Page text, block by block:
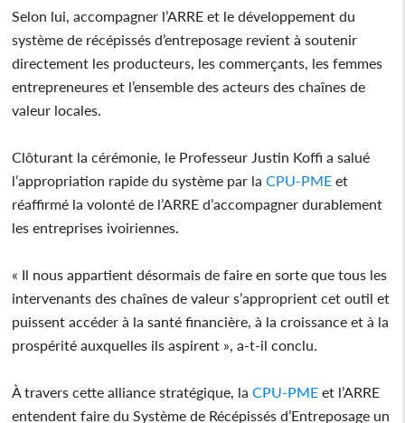
Selon lui, accompagner l’ARRE et le développement du
système de récépissés d’entreposage revient à soutenir
directement les producteurs, les commerçants, les femmes
entrepreneures et l’ensemble des acteurs des chaînes de
valeur locales.
Clôturant la cérémonie, le Professeur Justin Koffi a salué
l’appropriation rapide du système par laCPU-PME et
réaffirmé la volonté de l’ARRE d’accompagner durablement
les entreprises ivoiriennes.
« Il nous appartient désormais de faire en sorte que tous les
intervenants des chaînes de valeur s’approprient cet outil et
puissent accéder à la santé financière, à la croissance et à la
prospérité auxquelles ils aspirent », a-t-il conclu.
À travers cette alliance stratégique, laCPU-PME et l’ARRE
entendent faire du Système de Récépissés d’Entreposage un